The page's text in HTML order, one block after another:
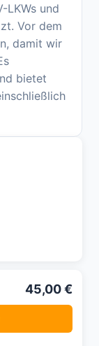
LKWs und
Vor dem
damit wir
bietet
45,00 €